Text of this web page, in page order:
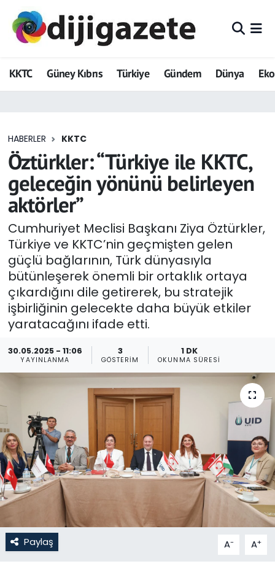
KKTC Güney Kıbrıs Türkiye Gündem Dünya
HABERLER KKTC
Öztürkler: “Türkiye ile KKTC,
geleceğin yönünü belirleyen
aktörler”
Cumhuriyet Meclisi Başkanı Ziya Öztürkler,
Türkiye ve KKTC’nin geçmişten gelen
güçlü bağlarının, Türk dünyasıyla
bütünleşerek önemli bir ortaklık ortaya
çıkardığını dile getirerek, bu stratejik
işbirliğinin gelecekte daha büyük etkiler
yaratacağını ifade etti.
30.05.2025 - 11:06
YAYINLANMA
3
GÖSTERIM
1 DK
OKUNMA SÜRESI
Paylaş A- A+
ADVERTORIAL
Dijigazete
Eğitim
Ekonomi
Foto Galeri
GEZİ
Güncel
Gündem
KKTC
KKTC YEREL SEÇİM 2018
Kültür Sanat
Magazin
Moda
Nöbetçi Eczaneler
Otomobil Dünyası
Politika
Hava Durumu
Trafik Durumu
Tüm Manşetler
Son Dakika Haberleri
Haber Arşivi